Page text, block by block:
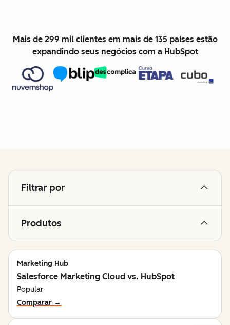
Mais de 299 mil clientes em mais de 135 países estão
expandindo seus negócios com a HubSpot
Filtrar por
Produtos
Marketing Hub
Salesforce Marketing Cloud vs. HubSpot
Popular
Comparar →